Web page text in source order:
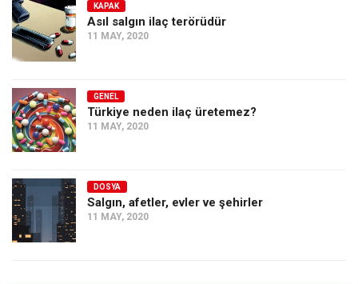
KAPAK
Asıl salgın ilaç terörüdür
11 MAY, 2020
GENEL
Türkiye neden ilaç üretemez?
11 MAY, 2020
DOSYA
Salgın, afetler, evler ve şehirler
11 MAY, 2020